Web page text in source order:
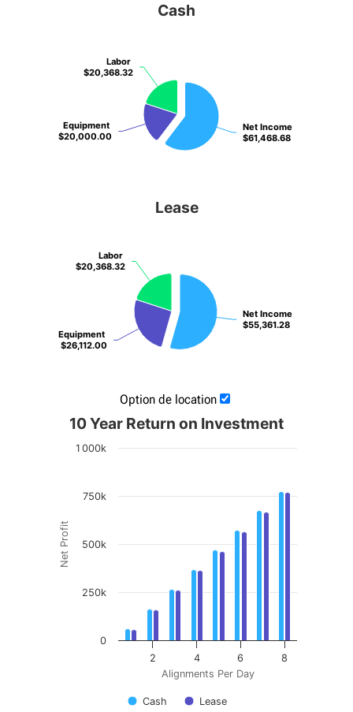
Cash
Net Income
$61,468.68
Net Income
$61,468.68
Equipment
$20,000.00
Equipment
$20,000.00
Labor
$20,368.32
Labor
$20,368.32
Lease
Net Income
$55,361.28
Net Income
$55,361.28
Equipment
$26,112.00
Equipment
$26,112.00
Labor
$20,368.32
Labor
$20,368.32
Option de location
Alignments Per Day
Net Profit
10 Year Return on Investment
Cash Lease
2 4 6 8
0
1 000k
250k
500k
750k